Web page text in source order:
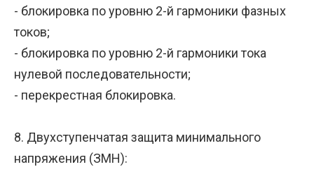
- блокировка по уровню 2-й гармоники фазных
токов;
- блокировка по уровню 2-й гармоники тока
нулевой последовательности;
- перекрестная блокировка.
8. Двухступенчатая защита минимального
напряжения (ЗМН):